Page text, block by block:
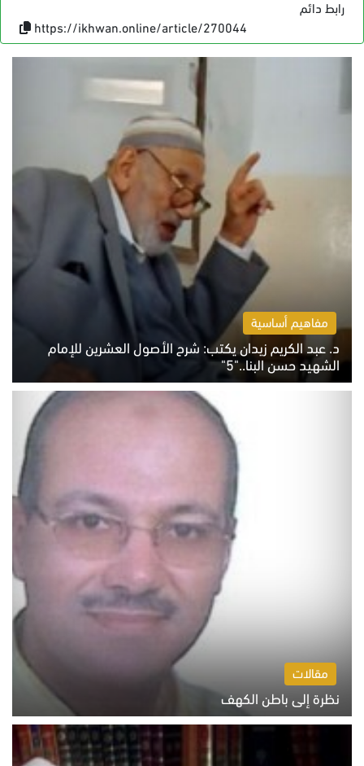
رابط دائم
https://ikhwan.online/article/270044
مفاهيم أساسية
د. عبد الكريم زيدان يكتب: شرح الأصول العشرين للإمام
الشهيد حسن البنا.."5"
السبت 8 أغسطس 2026 10:46 ص
مقالات
نظرة إلى باطن الكهف
السبت 8 أغسطس 2026 11:04 ص